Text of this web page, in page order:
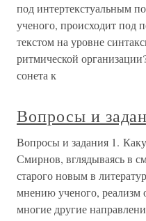
под интертекстуальным
ученого, происходит под
текстом на уровне
ритмической
сонета к
Вопросы и
Вопросы и задания 1.
Смирнов, вглядываясь в
старого новым в
мнению ученого, реализм
многие другие